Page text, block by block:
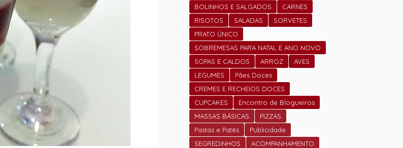
BOLINHOS E SALGADOS
CARNES
RISOTOS
SALADAS
SORVETES
PRATO ÚNICO
SOBREMESAS PARA NATAL E ANO NOVO
SOPAS E CALDOS
ARROZ
AVES
LEGUMES
Pães Doces
CREMES E RECHEIOS DOCES
CUPCAKES
Encontro de Blogueiros
MASSAS BÁSICAS
PIZZAS
Pastas e Patês
Publicidade
SEGREDINHOS
ACOMPANHAMENTO